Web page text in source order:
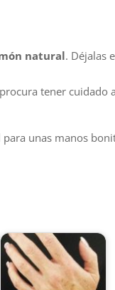
natural. Déjalas
tener cuidado
unas manos